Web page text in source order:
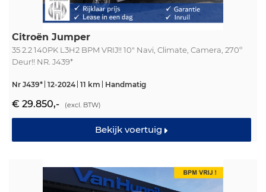
Citroën Jumper
35 2.2 140PK L3H2 BPM VRIJ!! 10" Navi, Climate, Camera, 270º
Deur!! NR. J439*
Nr J439* 12-2024 11 km Handmatig
€ 29.850,- (excl. BTW)
Bekijk voertuig